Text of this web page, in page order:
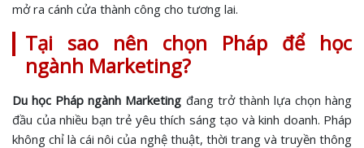
mở ra cánh cửa thành công cho tương lai.
Tại sao nên chọn Pháp để học
ngành Marketing?
Du học Pháp ngành Marketing đang trở thành lựa chọn hàng
đầu của nhiều bạn trẻ yêu thích sáng tạo và kinh doanh. Pháp
không chỉ là cái nôi của nghệ thuật, thời trang và truyền thông